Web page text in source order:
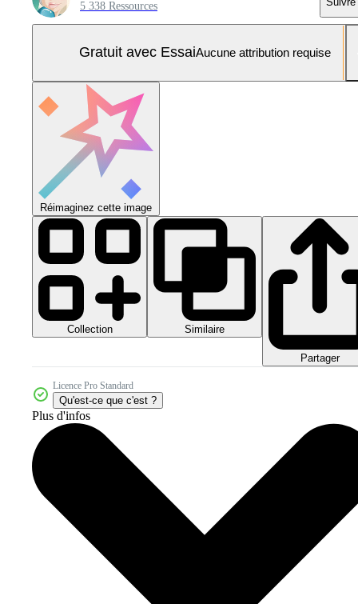
5 338 Ressources
Gratuit avec EssaiAucune attribution requise
Réimaginez cette image
Collection Similaire
Partager
Licence Pro Standard
Qu'est-ce que c'est ?
Plus d'infos